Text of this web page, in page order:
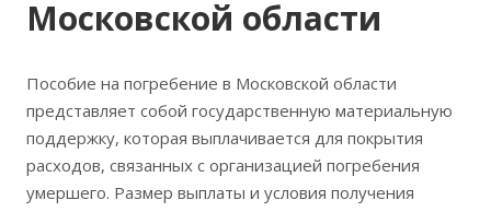
Московской области
Пособие на погребение в Московской области
представляет собой государственную материальную
поддержку, которая выплачивается для покрытия
расходов, связанных с организацией погребения
умершего. Размер выплаты и условия получения